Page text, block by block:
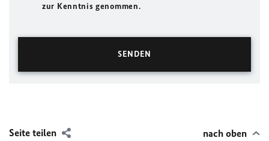
zur Kenntnis genommen.
Seite teilen nach oben